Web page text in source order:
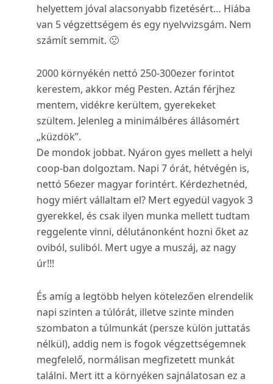
helyettem jóval alacsonyabb fizetésért… Hiába
van 5 végzettségem és egy nyelvvizsgám. Nem
számít semmit. 🙁
2000 környékén nettó 250-300ezer forintot
kerestem, akkor még Pesten. Aztán férjhez
mentem, vidékre kerültem, gyerekeket
szültem. Jelenleg a minimálbéres állásomért
„küzdök”.
De mondok jobbat. Nyáron gyes mellett a helyi
coop-ban dolgoztam. Napi 7 órát, hétvégén is,
nettó 56ezer magyar forintért. Kérdezhetnéd,
hogy miért vállaltam el? Mert egyedül vagyok 3
gyerekkel, és csak ilyen munka mellett tudtam
reggelente vinni, délutánonként hozni őket az
oviból, suliból. Mert ugye a muszáj, az nagy
úr!!!
És amíg a legtöbb helyen kötelezően elrendelik
napi szinten a túlórát, illetve szinte minden
szombaton a túlmunkát (persze külön juttatás
nélkül), addig nem is fogok végzettségemnek
megfelelő, normálisan megfizetett munkát
találni. Mert itt a környéken sajnálatosan ez a